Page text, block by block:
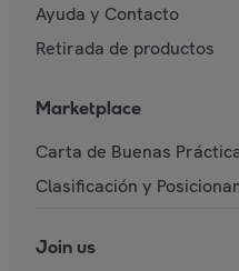
Ayuda y Contacto
Retirada de productos
Marketplace
Carta de Buenas
Clasificación y
Join us